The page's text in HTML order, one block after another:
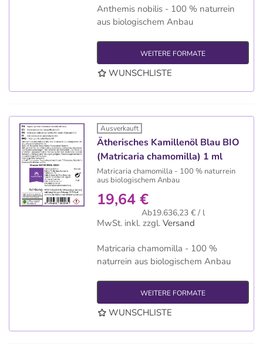
Anthemis nobilis - 100 % naturrein
aus biologischem Anbau
WEITERE FORMATE
WUNSCHLISTE
Ausverkauft
Ätherisches Kamillenöl Blau BIO
(Matricaria chamomilla) 1 ml
Matricaria chamomilla - 100 % naturrein
aus biologischem Anbau
19,64 €
Ab19.636,23 € / l
MwSt. inkl. zzgl. Versand
Matricaria chamomilla - 100 %
naturrein aus biologischem Anbau
WEITERE FORMATE
WUNSCHLISTE